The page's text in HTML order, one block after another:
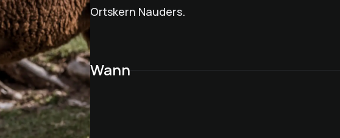
Ortskern Nauders.
Wann